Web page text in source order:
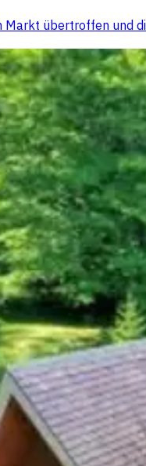
Markt übertroffen und